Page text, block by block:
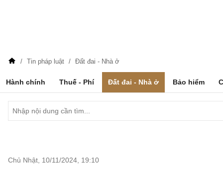
Tin pháp luật Đất đai - Nhà ở
Hành chính Thuế - Phí Đất đai - Nhà ở Bảo hiểm
Chủ Nhật, 10/11/2024 19:10